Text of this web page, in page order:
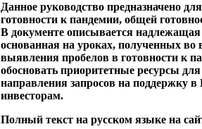
Данное руководство предназначено
готовности к пандемии, общей
В документе описывается
основанная на уроках, полученных во
выявления пробелов в готовности к
обосновать приоритетные ресурсы
направления запросов на поддержку
инвесторам.
Полный текст на русском языке на